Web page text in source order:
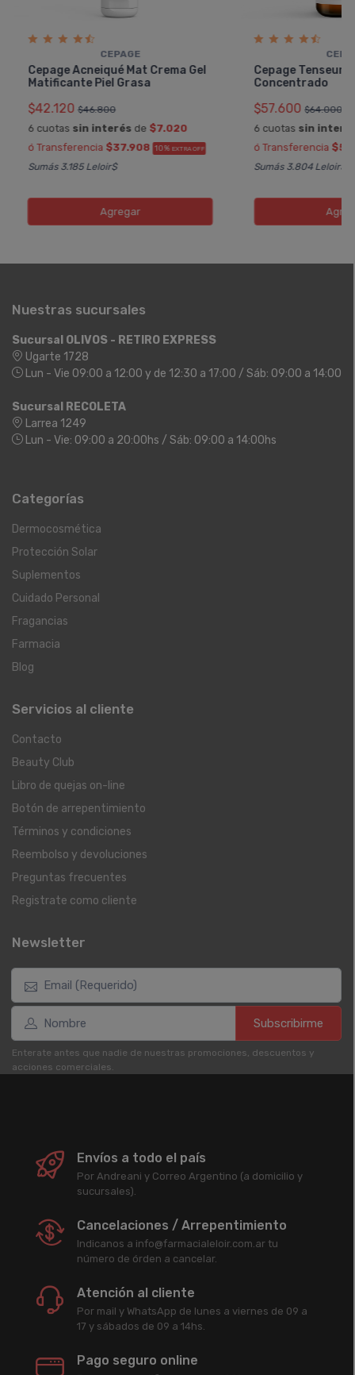
CEPAGE
Cepage Acneiqué Mat Crema Gel
Matificante Piel Grasa
$42.120 $46.800
6 cuotas sin interésde $7.020
ó Transferencia $37.908 10% EXTRA OFF
Sumás 3.185 Leloir$
Agregar
Cepage Tenseur
Concentrado
$57.600 $64.000
6 cuotas sin
ó Transferencia
Sumás 3.804 Leloir$
Nuestras sucursales
Sucursal OLIVOS - RETIRO EXPRESS
Ugarte 1728
Lun - Vie 09:00 a 12:00 y de 12:30 a 17:00 / Sáb: 09:00 a 14:00
Sucursal RECOLETA
Larrea 1249
Lun - Vie: 09:00 a 20:00hs / Sáb: 09:00 a 14:00hs
Categorías
Dermocosmética
Protección Solar
Suplementos
Cuidado Personal
Fragancias
Farmacia
Blog
Servicios al cliente
Contacto
Beauty Club
Libro de quejas on-line
Botón de arrepentimiento
Términos y condiciones
Reembolso y devoluciones
Preguntas frecuentes
Registrate como cliente
Newsletter
Subscribirme
Enterate antes que nadie de nuestras promociones, descuentos y
acciones comerciales.
Envíos a todo el país
Por Andreani y Correo Argentino (a domicilio y
sucursales).
Cancelaciones / Arrepentimiento
Indicanos a info@farmacialeloir.com.ar tu
número de órden a cancelar.
Atención al cliente
Por mail y WhatsApp de lunes a viernes de 09 a
17 y sábados de 09 a 14hs.
Pago seguro online